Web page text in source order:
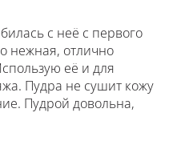
с неё с первого
нежная, отлично
её и для
Пудра не сушит кожу
Пудрой довольна,